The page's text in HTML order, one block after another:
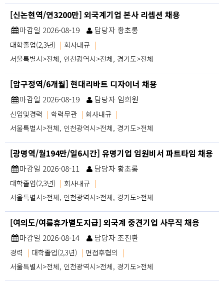
[신논현역/연3200만] 외국계기업 본사 리셉션 채용
마감일 2026-08-19 담당자 황초롱
대학졸업(2,3년) | 회사내규 |
서울특별시>전체, 인천광역시>전체, 경기도>전체
[압구정역/6개월] 현대리바트 디자이너 채용
마감일 2026-08-19 담당자 임희원
신입및경력 | 학력무관 | 회사내규 |
서울특별시>전체, 인천광역시>전체, 경기도>전체
[광명역/월194만/일6시간] 유명기업 임원비서 파트타임 채용
마감일 2026-08-11 담당자 황초롱
대학졸업(2,3년) | 회사내규 |
서울특별시>전체, 인천광역시>전체, 경기도>전체
[여의도/여름휴가별도지급] 외국계 중견기업 사무직 채용
마감일 2026-08-14 담당자 조진환
경력 | 대학졸업(2,3년) | 면접후협의 |
서울특별시>전체, 인천광역시>전체, 경기도>전체